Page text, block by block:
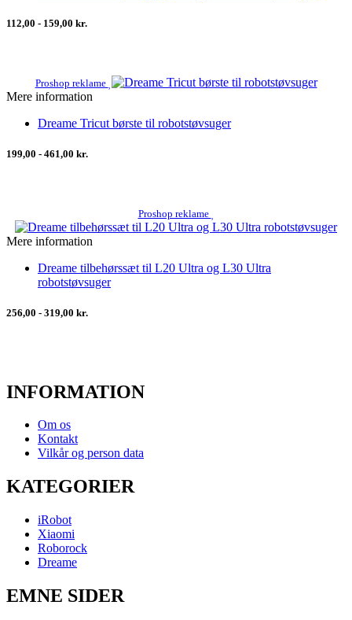
112,00 - 159,00 kr.
Proshop reklame
Mere information
Dreame Tricut børste til robotstøvsuger
199,00 - 461,00 kr.
Proshop reklame
Mere information
Dreame tilbehørssæt til L20 Ultra og L30 Ultra
robotstøvsuger
256,00 - 319,00 kr.
INFORMATION
Om os
Kontakt
Vilkår og person data
KATEGORIER
iRobot
Xiaomi
Roborock
Dreame
EMNE SIDER